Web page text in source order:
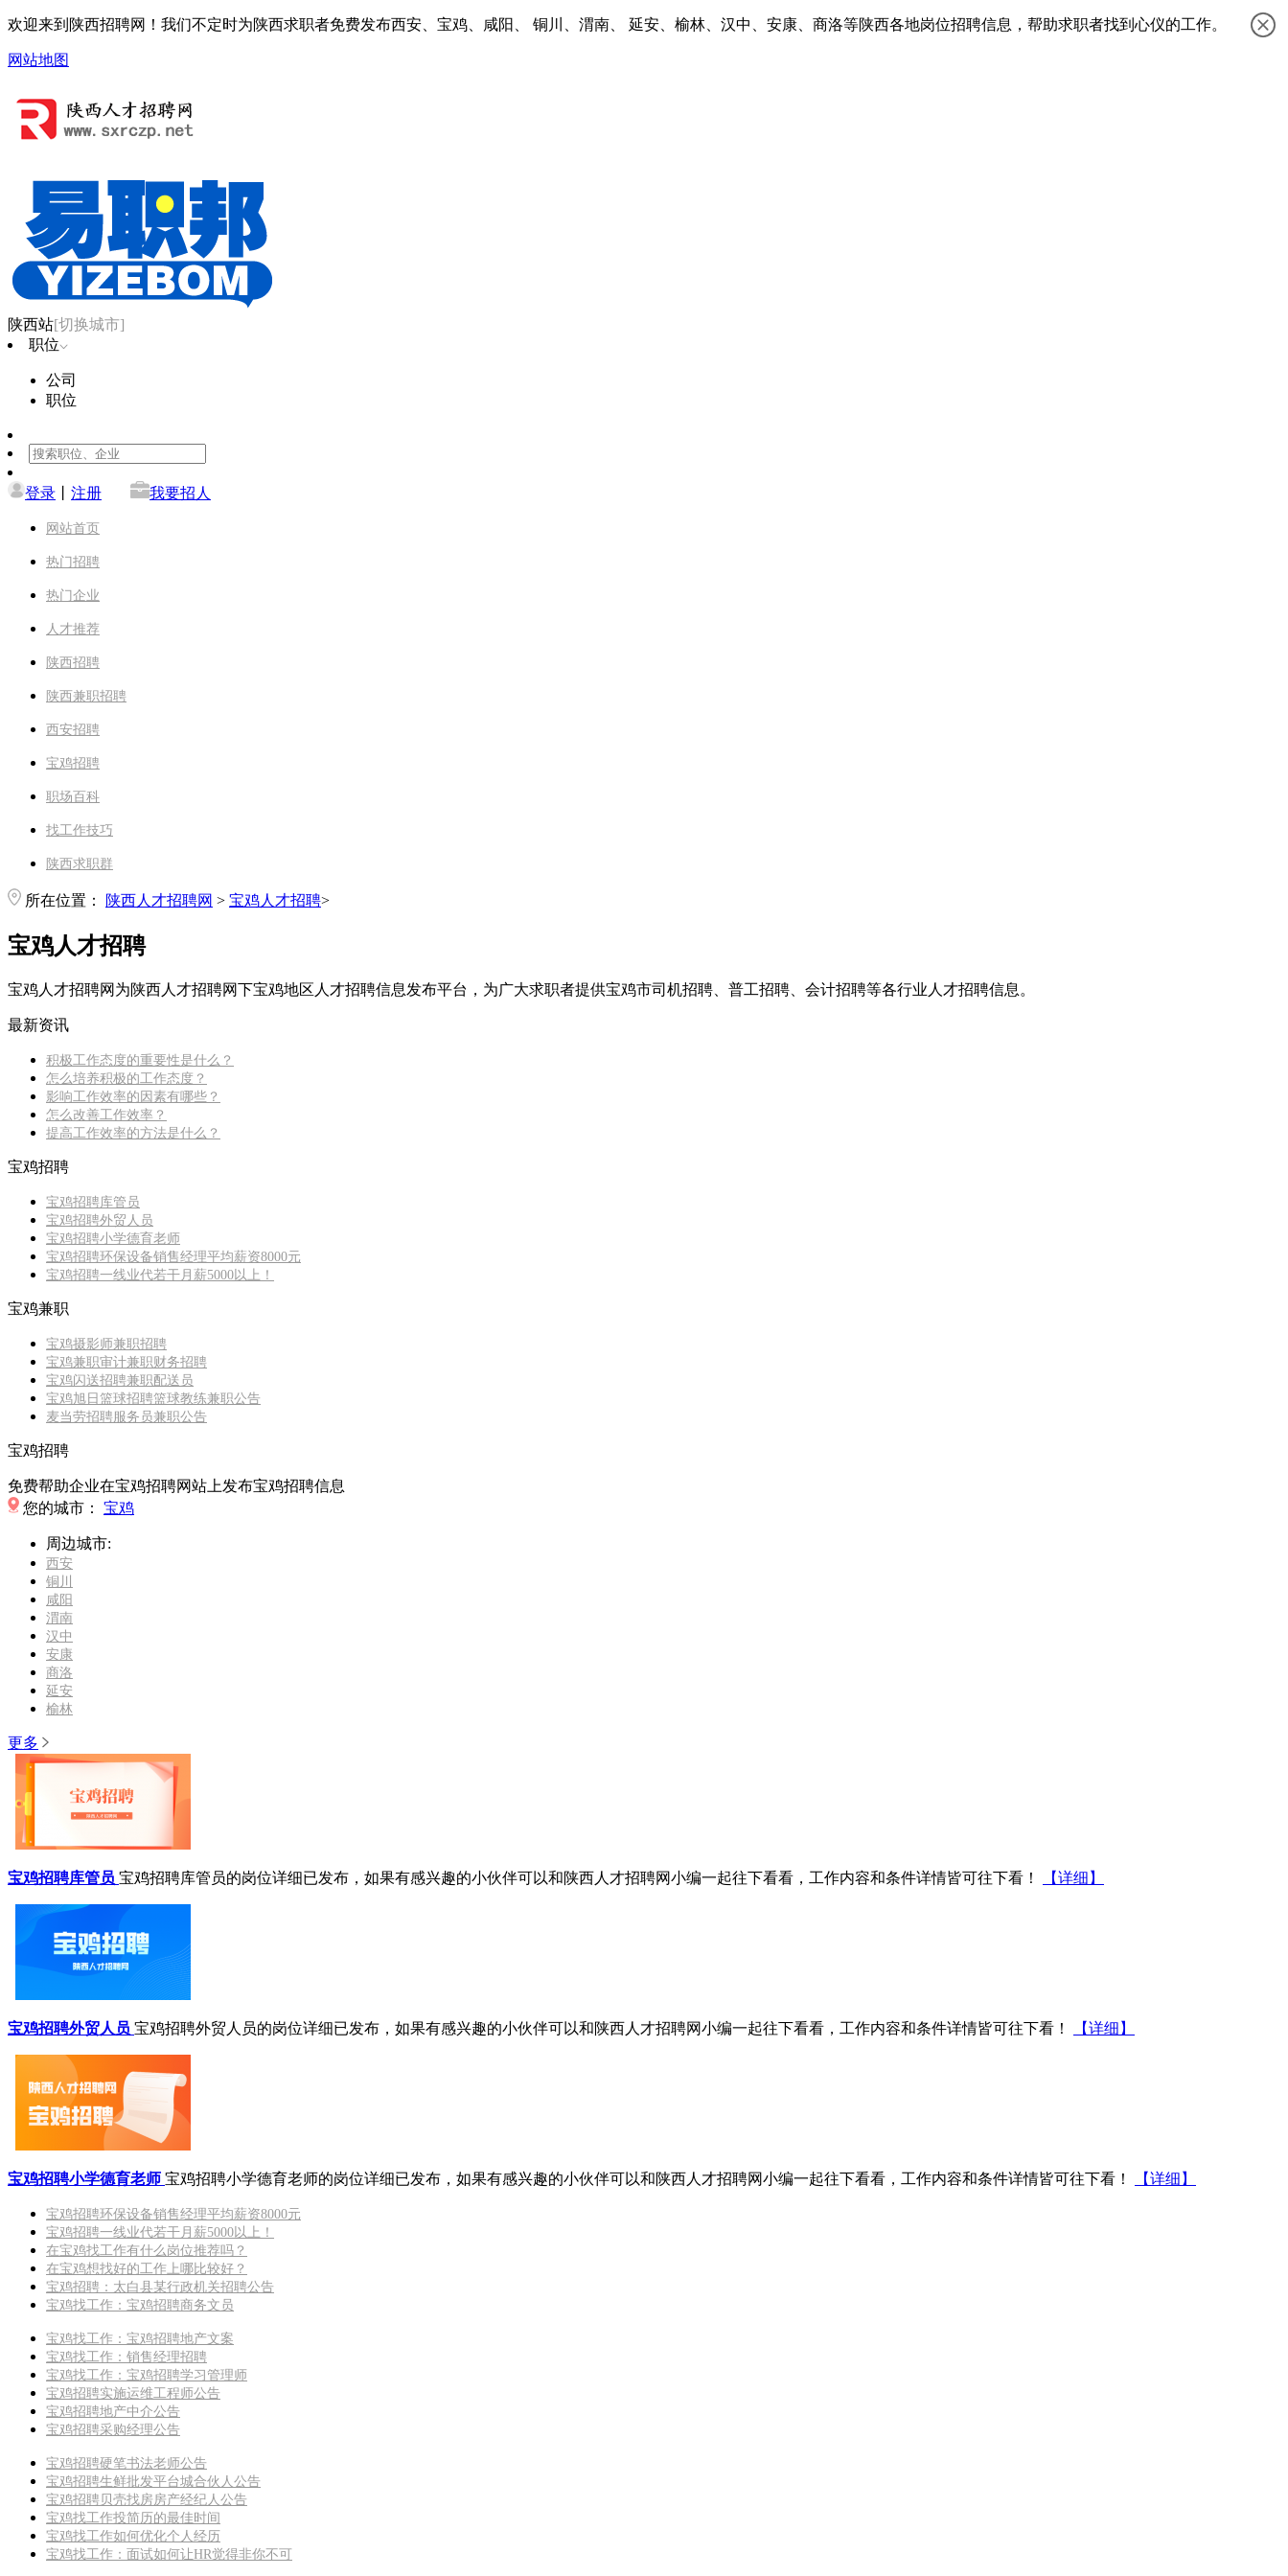
欢迎来到陕西招聘网！我们不定时为陕西求职者免费发布西安、宝鸡、咸阳、 铜川、渭南、 延安、榆林、汉中、安康、商洛等陕西各地岗位招聘信息，帮助求职者找到心仪的工作。
网站地图
陕西站[切换城市]
职位
公司
职位
登录 注册 我要招人
网站首页
热门招聘
热门企业
人才推荐
陕西招聘
陕西兼职招聘
西安招聘
宝鸡招聘
职场百科
找工作技巧
陕西求职群
所在位置： 陕西人才招聘网 > 宝鸡人才招聘>
宝鸡人才招聘
宝鸡人才招聘网为陕西人才招聘网下宝鸡地区人才招聘信息发布平台，为广大求职者提供宝鸡市司机招聘、普工招聘、会计招聘等各行业人才招聘信息。
最新资讯
积极工作态度的重要性是什么？
怎么培养积极的工作态度？
影响工作效率的因素有哪些？
怎么改善工作效率？
提高工作效率的方法是什么？
宝鸡招聘
宝鸡招聘库管员
宝鸡招聘外贸人员
宝鸡招聘小学德育老师
宝鸡招聘环保设备销售经理平均薪资8000元
宝鸡招聘一线业代若干月薪5000以上！
宝鸡兼职
宝鸡摄影师兼职招聘
宝鸡兼职审计兼职财务招聘
宝鸡闪送招聘兼职配送员
宝鸡旭日篮球招聘篮球教练兼职公告
麦当劳招聘服务员兼职公告
宝鸡招聘
免费帮助企业在宝鸡招聘网站上发布宝鸡招聘信息
您的城市： 宝鸡
周边城市:
西安
铜川
咸阳
渭南
汉中
安康
商洛
延安
榆林
更多
宝鸡招聘库管员 宝鸡招聘库管员的岗位详细已发布，如果有感兴趣的小伙伴可以和陕西人才招聘网小编一起往下看看，工作内容和条件详情皆可往下看！ 【详细】
宝鸡招聘外贸人员 宝鸡招聘外贸人员的岗位详细已发布，如果有感兴趣的小伙伴可以和陕西人才招聘网小编一起往下看看，工作内容和条件详情皆可往下看！ 【详细】
宝鸡招聘小学德育老师 宝鸡招聘小学德育老师的岗位详细已发布，如果有感兴趣的小伙伴可以和陕西人才招聘网小编一起往下看看，工作内容和条件详情皆可往下看！ 【详细】
宝鸡招聘环保设备销售经理平均薪资8000元
宝鸡招聘一线业代若干月薪5000以上！
在宝鸡找工作有什么岗位推荐吗？
在宝鸡想找好的工作上哪比较好？
宝鸡招聘：太白县某行政机关招聘公告
宝鸡找工作：宝鸡招聘商务文员
宝鸡找工作：宝鸡招聘地产文案
宝鸡找工作：销售经理招聘
宝鸡找工作：宝鸡招聘学习管理师
宝鸡招聘实施运维工程师公告
宝鸡招聘地产中介公告
宝鸡招聘采购经理公告
宝鸡招聘硬笔书法老师公告
宝鸡招聘生鲜批发平台城合伙人公告
宝鸡招聘贝壳找房房产经纪人公告
宝鸡找工作投简历的最佳时间
宝鸡找工作如何优化个人经历
宝鸡找工作：面试如何让HR觉得非你不可